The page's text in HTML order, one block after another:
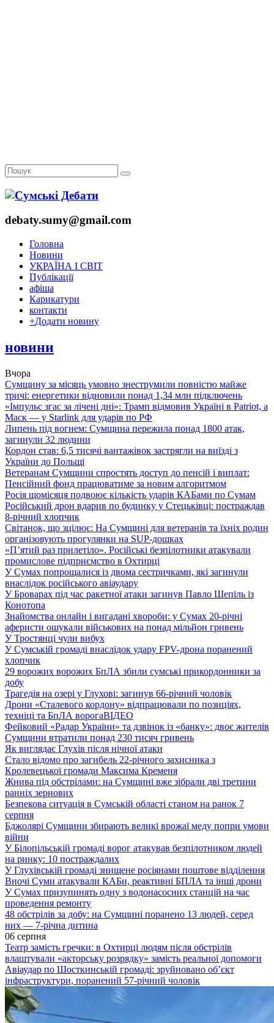
debaty.sumy@gmail.com
Головна
Новини
УКРАЇНА І СВІТ
Публікації
афіша
Карикатури
контакти
+Додати новину
новини
Вчора
Сумщину за місяць умовно знеструмили повністю майже
тричі: енергетики відновили понад 1,34 млн підключень
«Імпульс згас за лічені дні»: Трамп відмовив Україні в Patriot, а
Маск — у Starlink для ударів по РФ
Липень під вогнем: Сумщина пережила понад 1800 атак,
загинули 32 людини
Кордон став: 6,5 тисячі вантажівок застрягли на виїзді з
України до Польщі
Ветеранам Сумщини спростять доступ до пенсій і виплат:
Пенсійний фонд працюватиме за новим алгоритмом
Росія щомісяця подвоює кількість ударів КАБами по Сумам
Російський дрон вдарив по будинку у Стецьківці: постраждав
8-річний хлопчик
Світанок, що зцілює: На Сумщині для ветеранів та їхніх родин
організовують прогулянки на SUP-дошках
«П’ятий раз прилетіло». Російські безпілотники атакували
промислове підприємство в Охтирці
У Сумах попрощалися із двома сестричками, які загинули
внаслідок російського авіаудару
У Броварах під час ракетної атаки загинув Павло Шепіль із
Конотопа
Знайомства онлайн і вигадані хвороби: у Сумах 20-річні
аферисти ошукали військових на понад мільйон гривень
У Тростянці чули вибух
У Сумській громаді внаслідок удару FPV-дрона поранений
хлопчик
29 ворожих ворожих БпЛА збили сумські прикордонники за
добу
Трагедія на озері у Глухові: загинув 66-річний чоловік
Дрони «Сталевого кордону» відпрацювали по позиціях,
техніці та БпЛА ворогаВІДЕО
Фейковий «Радар України» та дзвінок із «банку»: двоє жителів
Сумщини втратили понад 230 тисяч гривень
Як виглядає Глухів після нічної атаки
Стало відомо про загибель 22-річного захисника з
Кролевецької громади Максима Кременя
Жнива під обстрілами: на Сумщині вже зібрали дві третини
ранніх зернових
Безпекова ситуація в Сумській області станом на ранок 7
серпня
Бджолярі Сумщини збирають великі врожаї меду попри умови
війни
У Білопільській громаді ворог атакував безпілотником людей
на ринку: 10 постраждалих
У Глухівській громаді знищене росіянами поштове відділення
Вночі Суми атакували КАБи, реактивні БПЛА та інші дрони
У Сумах призупинять одну з водонасосних станцій на час
проведення ремонту
48 обстрілів за добу: на Сумщині поранено 13 людей, серед
них — 7-річна дитина
06 серпня
Театр замість гречки: в Охтирці людям після обстрілів
влаштували «акторську розрядку» замість реальної допомоги
Авіаудар по Шосткинській громаді: зруйновано об’єкт
інфраструктури, поранений 57-річний чоловік